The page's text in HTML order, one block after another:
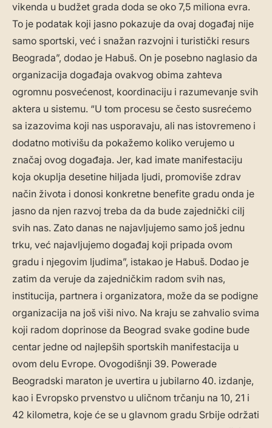
vikenda u budžet grada doda se oko 7,5 miliona evra.
To je podatak koji jasno pokazuje da ovaj događaj nije
samo sportski, već i snažan razvojni i turistički resurs
Beograda”, dodao je Habuš. On je posebno naglasio da
organizacija događaja ovakvog obima zahteva
ogromnu posvećenost, koordinaciju i razumevanje svih
aktera u sistemu. “U tom procesu se često susrećemo
sa izazovima koji nas usporavaju, ali nas istovremeno i
dodatno motivišu da pokažemo koliko verujemo u
značaj ovog događaja. Jer, kad imate manifestaciju
koja okuplja desetine hiljada ljudi, promoviše zdrav
način života i donosi konkretne benefite gradu onda je
jasno da njen razvoj treba da da bude zajednički cilj
svih nas. Zato danas ne najavljujemo samo još jednu
trku, već najavljujemo događaj koji pripada ovom
gradu i njegovim ljudima”, istakao je Habuš. Dodao je
zatim da veruje da zajedničkim radom svih nas,
institucija, partnera i organizatora, može da se podigne
organizacija na još viši nivo. Na kraju se zahvalio svima
koji radom doprinose da Beograd svake godine bude
centar jedne od najlepših sportskih manifestacija u
ovom delu Evrope. Ovogodišnji 39. Powerade
Beogradski maraton je uvertira u jubilarno 40. izdanje,
kao i Evropsko prvenstvo u uličnom trčanju na 10, 21 i
42 kilometra, koje će se u glavnom gradu Srbije održati